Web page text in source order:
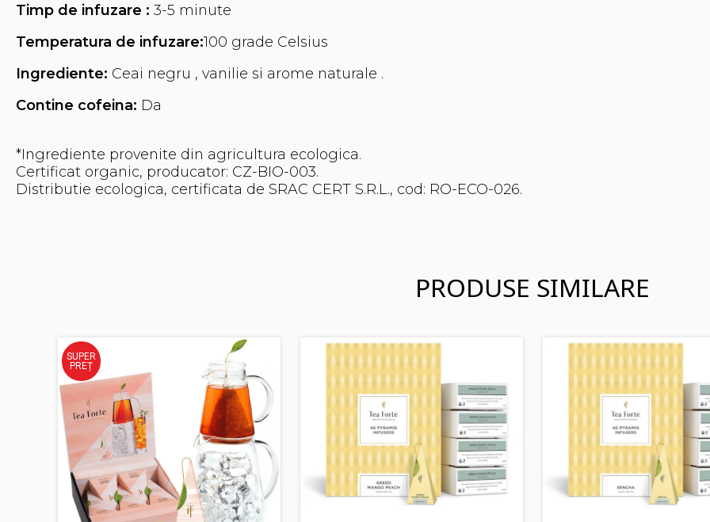
Timp de infuzare : 3-5 minute
Temperatura de infuzare:100 grade Celsius
Ingrediente: Ceai negru , vanilie si arome naturale .
Contine cofeina: Da
*Ingrediente provenite din agricultura ecologica.
Certificat organic, producator: CZ-BIO-003.
Distributie ecologica, certificata de SRAC CERT S.R.L., cod: RO-ECO-026.
PRODUSE SIMILARE
SUPER
PREȚ